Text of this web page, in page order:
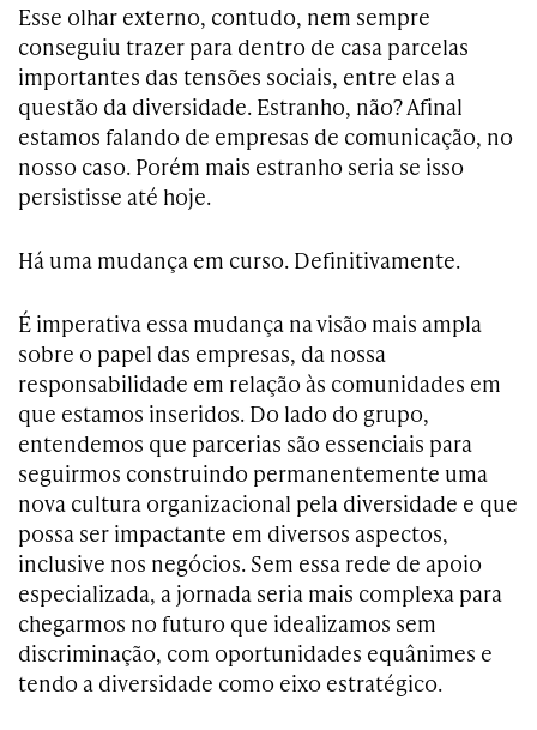
Esse olhar externo, contudo, nem sempre
conseguiu trazer para dentro de casa parcelas
importantes das tensões sociais, entre elas a
questão da diversidade. Estranho, não? Afinal
estamos falando de empresas de comunicação, no
nosso caso. Porém mais estranho seria se isso
persistisse até hoje.
Há uma mudança em curso. Definitivamente.
É imperativa essa mudança na visão mais ampla
sobre o papel das empresas, da nossa
responsabilidade em relação às comunidades em
que estamos inseridos. Do lado do grupo,
entendemos que parcerias são essenciais para
seguirmos construindo permanentemente uma
nova cultura organizacional pela diversidade e que
possa ser impactante em diversos aspectos,
inclusive nos negócios. Sem essa rede de apoio
especializada, a jornada seria mais complexa para
chegarmos no futuro que idealizamos sem
discriminação, com oportunidades equânimes e
tendo a diversidade como eixo estratégico.